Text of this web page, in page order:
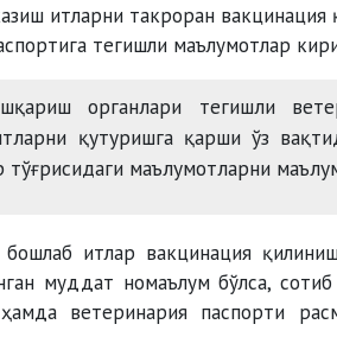
итларни такроран
тегишли маълумотлар
органлари тегишли
қутуришга қарши ўз
тўғрисидаги маълумотларни
итлар вакцинация
муддат номаълум бўлса,
ветеринария паспорти